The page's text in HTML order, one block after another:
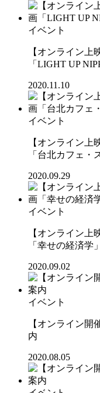
イベント
【オンライン上
「LIGHT UP
2020.11.10
イベント
【オンライン上
「台北カフェ・
2020.09.29
イベント
【オンライン上
「幸せの経済学」
2020.09.02
イベント
【オンライン開
内
2020.08.05